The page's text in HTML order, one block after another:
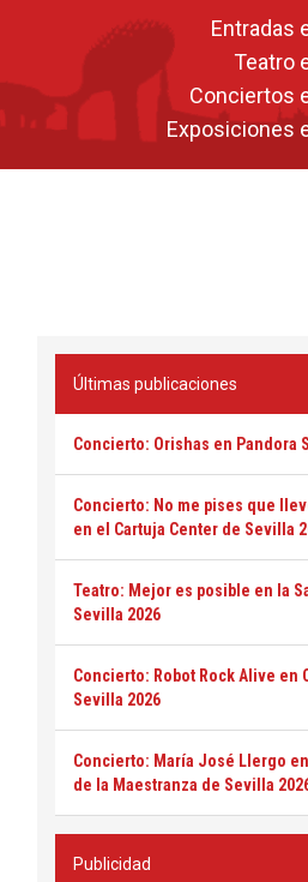
Entradas
Teatro
Conciertos
Exposiciones
Últimas publicaciones
Concierto: Orishas en Pandora
Concierto: No me pises que
en el Cartuja Center de Sevilla
Teatro: Mejor es posible en la
Sevilla 2026
Concierto: Robot Rock Alive en
Sevilla 2026
Concierto: María José Llergo
de la Maestranza de Sevilla
Publicidad